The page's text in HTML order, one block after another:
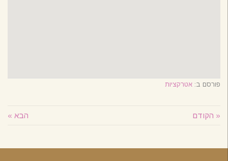
פורסם ב: אטרקציות
« הקודם הבא »